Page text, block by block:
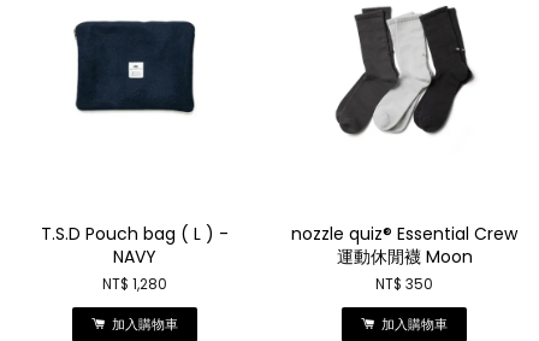
T.S.D Pouch bag ( L ) -
NAVY
NT$ 1,280
加入購物車
nozzle quiz® Essential Crew
運動休閒襪 Moon
NT$ 350
加入購物車